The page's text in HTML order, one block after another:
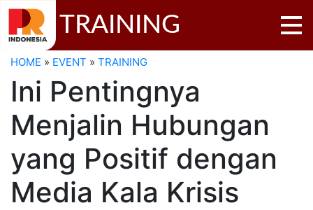
TRAINING
HOME » EVENT » TRAINING
Ini Pentingnya
Menjalin Hubungan
yang Positif dengan
Media Kala Krisis